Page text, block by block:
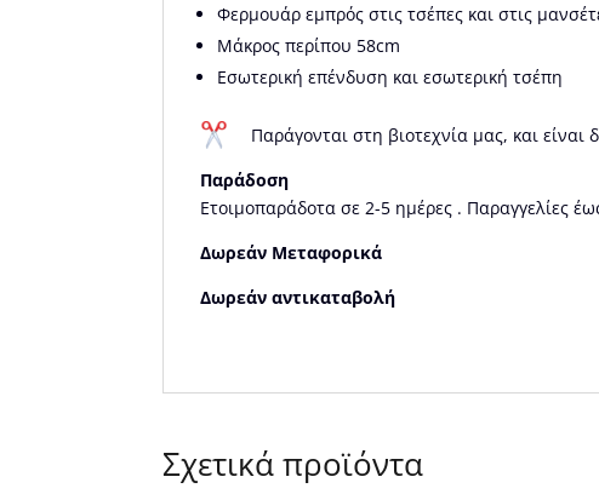
Φερμουάρ εμπρός στις τσέπες και στις
Μάκρος περίπου 58cm
Εσωτερική επένδυση και εσωτερική τσέπη
Παράγονται στη βιοτεχνία μας, και
Παράδοση
Ετοιμοπαράδοτα σε 2-5 ημέρες . Παραγγελίες
Δωρεάν Μεταφορικά
Δωρεάν αντικαταβολή
Σχετικά προϊόντα